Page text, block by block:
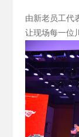
由新老员工代
让现场每一位